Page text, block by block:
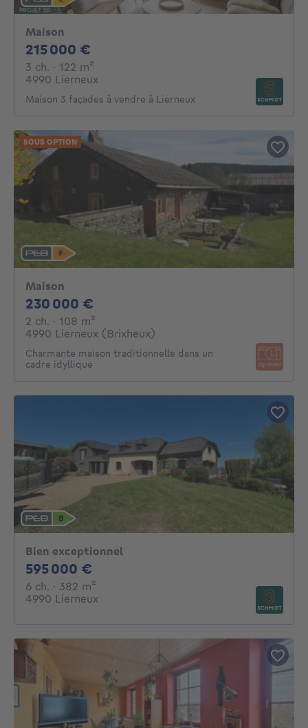
Maison
215 000 €
3 ch. 3 chambres
· 122 m²
4990 Lierneux
Maison 3 façades à vendre à Lierneux
Maison
230 000 €
2 ch. 2 chambres
· 108 m²
4990 Lierneux (Brixheux)
Charmante maison traditionnelle dans un
cadre idyllique
SOUS OPTION
Bien exceptionnel
595 000 €
6 ch. 6 chambres
· 382 m²
4990 Lierneux